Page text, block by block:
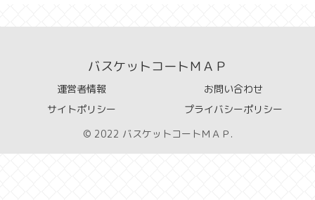
バスケットコートＭＡＰ
運営者情報
お問い合わせ
サイトポリシー
プライバシーポリシー
© 2022 バスケットコートＭＡＰ.